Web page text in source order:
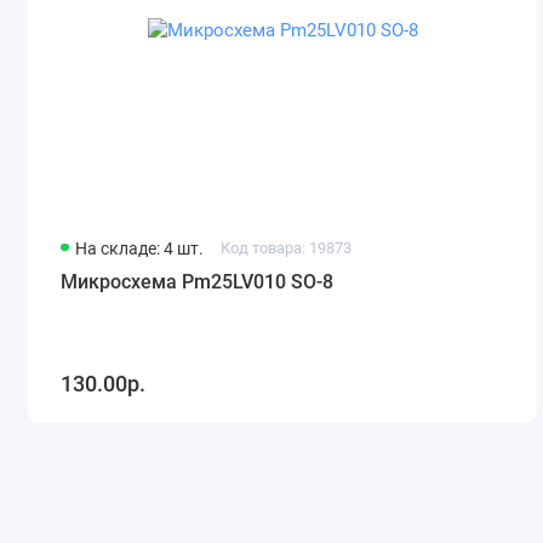
На складе: 4 шт. Код товара: 19873
Микросхема Pm25LV010 SO-8
130.00р.